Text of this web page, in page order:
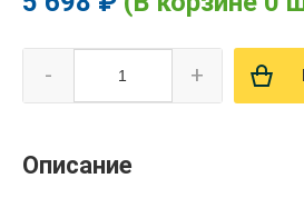
- +
Описание